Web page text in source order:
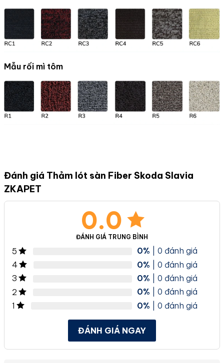
Mẫu rối mì tôm
Đánh giá Thảm lót sàn Fiber Skoda Slavia
ZKAPET
0.0
ĐÁNH GIÁ TRUNG BÌNH
5 0% | 0 đánh giá
4
0% | 0 đánh giá
3
0% | 0 đánh giá
2
0% | 0 đánh giá
1
0% | 0 đánh giá
ĐÁNH GIÁ NGAY